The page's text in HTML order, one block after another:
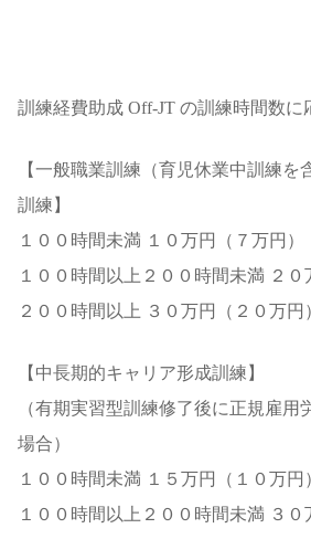
訓練経費助成 Off-JT の訓練時間数に
【一般職業訓練（育児休業中訓練を
訓練】
１００時間未満 １０万円（７万円）
１００時間以上２００時間未満 ２０
２００時間以上 ３０万円（２０万円
【中長期的キャリア形成訓練】
（有期実習型訓練修了後に正規雇用
場合）
１００時間未満 １５万円（１０万円
１００時間以上２００時間未満 ３０